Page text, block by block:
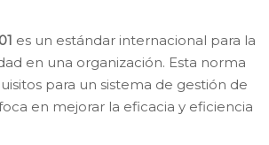
es un estándar internacional para la
en una organización. Esta norma
para un sistema de gestión de
en mejorar la eficacia y eficiencia